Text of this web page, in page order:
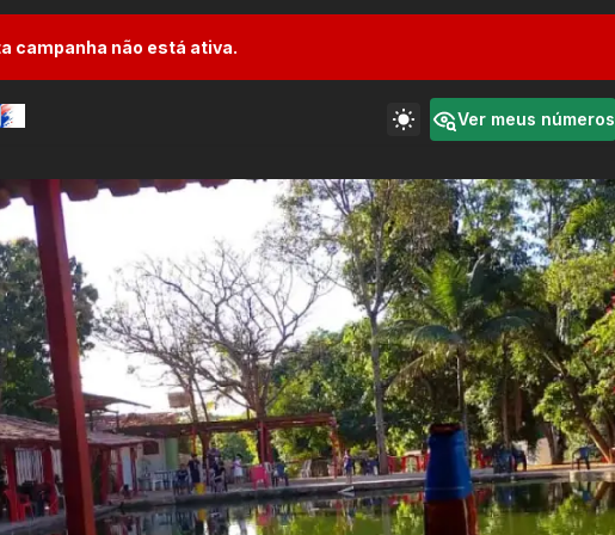
campanha não está ativa.
Ver meus números